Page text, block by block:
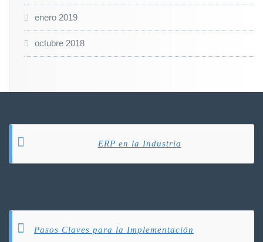
enero 2019
octubre 2018
ERP en la Industria
Pasos Claves para la Implementación